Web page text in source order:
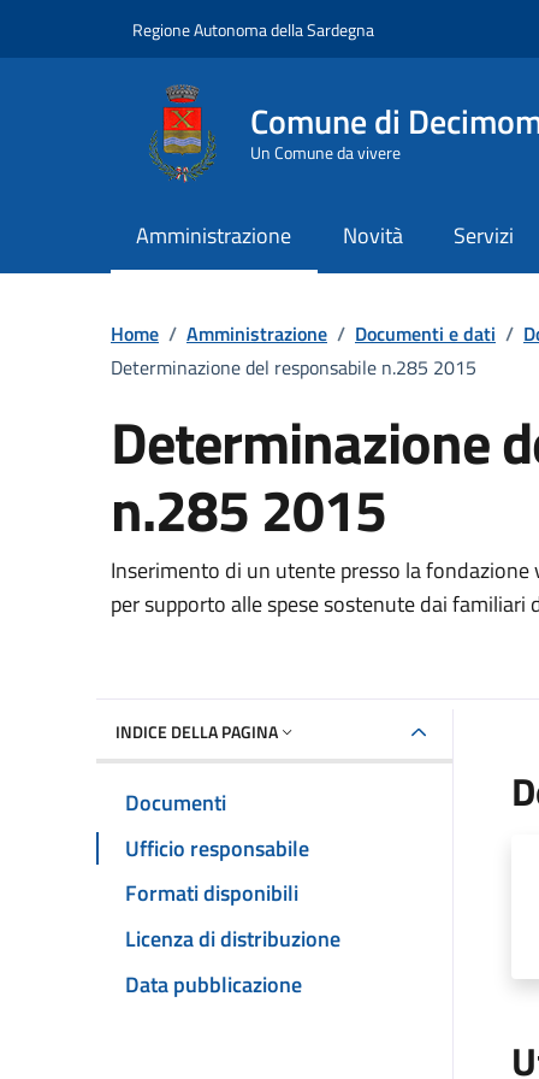
Regione Autonoma della Sardegna
Comune di
Un Comune da vivere
Amministrazione Novità Servizi
Home / Amministrazione / Documenti e dati /
Determinazione del responsabile n.285 2015
Determinazione
n.285 2015
Dettaglio del documento
Inserimento di un utente presso la
per supporto alle spese sostenute dai
INDICE DELLA PAGINA
Documenti
Ufficio responsabile
Formati disponibili
Licenza di distribuzione
Data pubblicazione